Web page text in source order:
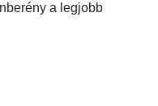
a legjobb